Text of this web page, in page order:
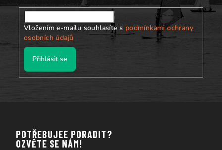
Vložením e-mailu souhlasíte s podmínkami ochrany
osobních údajů
Přihlásit se
POTŘEBUJEE PORADIT?
OZVĚTE SE NÁM!